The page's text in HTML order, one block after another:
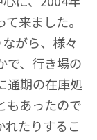
来ました。
がら、様々
で、行き場の
通期の在庫処
もあったので
れたりするこ